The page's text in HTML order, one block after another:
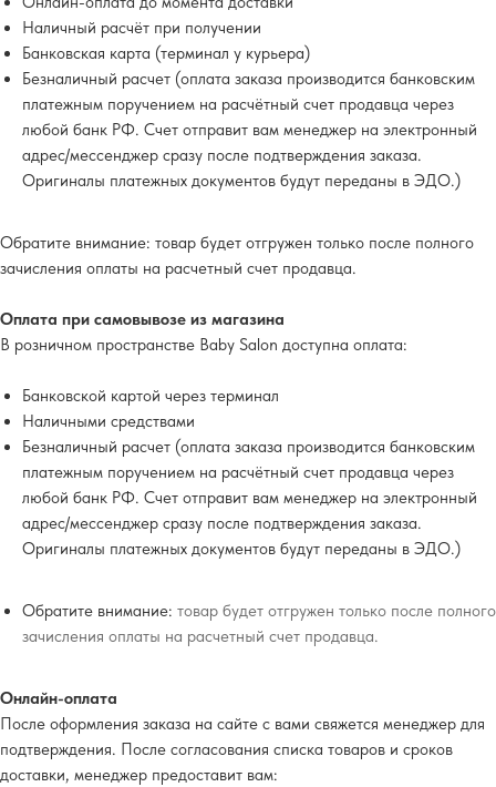
Наличный расчёт при получении
Банковская карта (терминал у курьера)
Безналичный расчет (оплата заказа производится банковским
платежным поручением на расчётный счет продавца через
любой банк РФ. Счет отправит вам менеджер на электронный
адрес/мессенджер сразу после подтверждения заказа.
Оригиналы платежных документов будут переданы в ЭДО.)
Обратите внимание: товар будет отгружен только после полного
зачисления оплаты на расчетный счет продавца.
Оплата при самовывозе из магазина
В розничном пространстве Baby Salon доступна оплата:
Банковской картой через терминал
Наличными средствами
Безналичный расчет (оплата заказа производится банковским
платежным поручением на расчётный счет продавца через
любой банк РФ. Счет отправит вам менеджер на электронный
адрес/мессенджер сразу после подтверждения заказа.
Оригиналы платежных документов будут переданы в ЭДО.)
Обратите внимание: товар будет отгружен только после полного
зачисления оплаты на расчетный счет продавца.
Онлайн-оплата
После оформления заказа на сайте с вами свяжется менеджер для
подтверждения. После согласования списка товаров и сроков
доставки, менеджер предоставит вам: